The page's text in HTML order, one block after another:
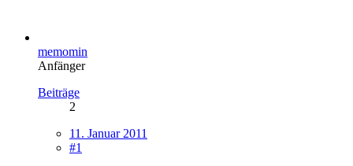
memomin
Anfänger
Beiträge
2
11. Januar 2011
#1